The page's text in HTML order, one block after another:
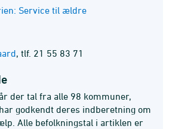
Service til ældre
, tlf. 21 55 83 71
der tal fra alle 98 kommuner,
godkendt deres indberetning om
Alle befolkningstal i artiklen er